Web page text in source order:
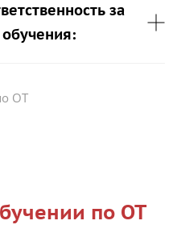
за
ОТ
по ОТ